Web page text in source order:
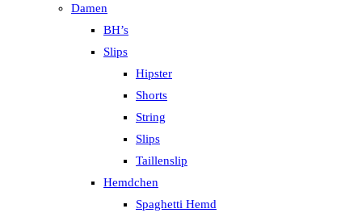
Damen
BH’s
Slips
Hipster
Shorts
String
Slips
Taillenslip
Hemdchen
Spaghetti Hemd